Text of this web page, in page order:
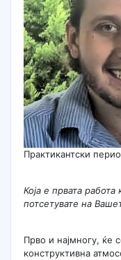
Практикантски
Која е првата работа
потсетувате на
Прво и најмногу, ќе
конструктивна